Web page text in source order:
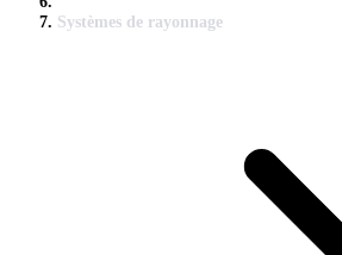
Systèmes de rayonnage